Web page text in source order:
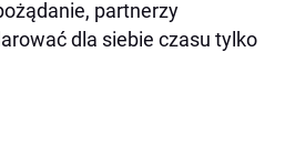
partnerzy
dla siebie czasu tylko